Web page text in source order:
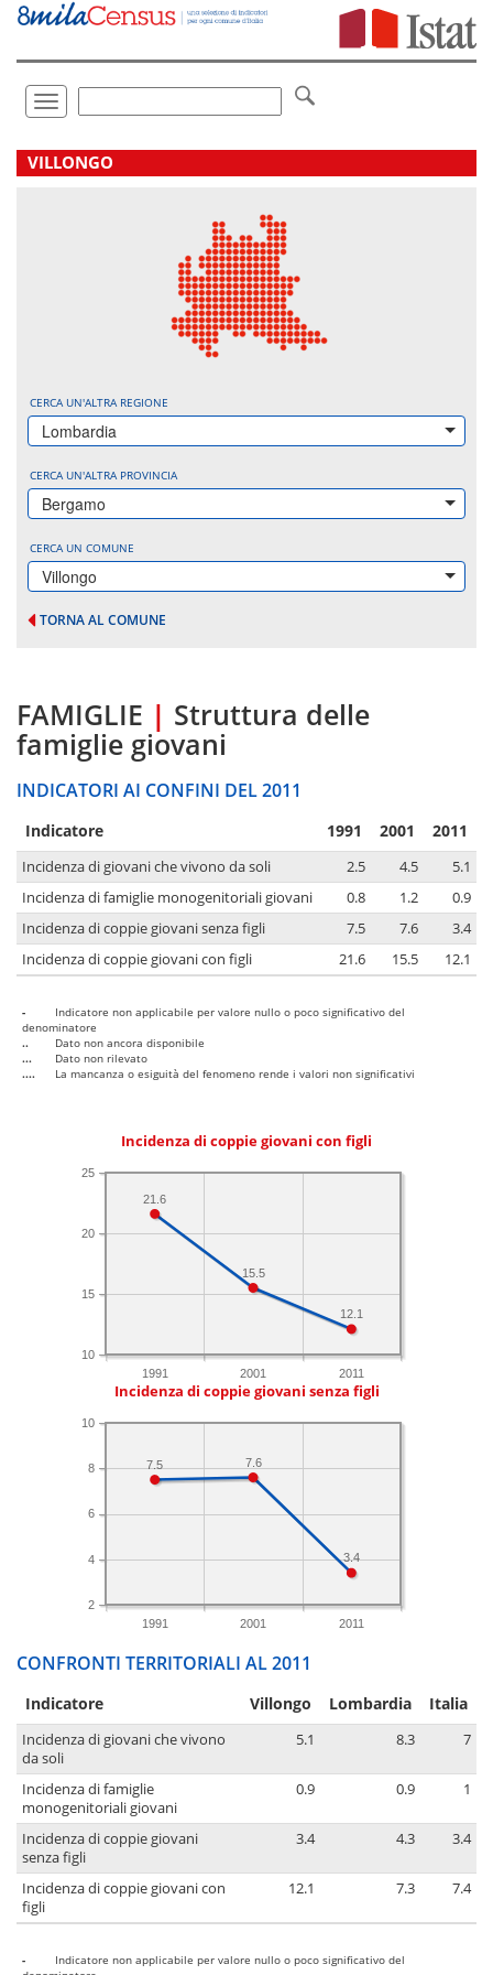
Vai
direttamente
Toggle
navigation
.
VILLONGO
CERCA UN'ALTRA REGIONE
Lombardia
CERCA UN'ALTRA PROVINCIA
Bergamo
CERCA UN COMUNE
Villongo
TORNA AL COMUNE
FAMIGLIE | Struttura delle
famiglie giovani
INDICATORI AI CONFINI DEL 2011
Indicatore 1991 2001 2011
Incidenza di giovani che vivono da soli 2.5 4.5
5.1
Incidenza di famiglie monogenitoriali giovani
0.8 1.2
0.9
Incidenza di coppie giovani senza figli
7.5 7.6
3.4
Incidenza di coppie giovani con figli
21.6 15.5 12.1
-
Indicatore non applicabile per valore nullo o poco significativo del
denominatore
..
Dato non ancora disponibile
...
Dato non rilevato
....
La mancanza o esiguità del fenomeno rende i valori non significativi
Incidenza di coppie giovani con figli
1991 2001 2011
10
15
20
25
12.1
15.5
21.6
Incidenza di coppie giovani senza figli
1991 2001 2011
2
4
6
8
10
3.4
7.6
7.5
CONFRONTI TERRITORIALI AL 2011
Indicatore Villongo Lombardia Italia
Incidenza di giovani che vivono
da soli
5.1 8.3 7
Incidenza di famiglie
monogenitoriali giovani
0.9 0.9 1
Incidenza di coppie giovani
senza figli
3.4 4.3 3.4
Incidenza di coppie giovani con
figli
12.1 7.3 7.4
-
Indicatore non applicabile per valore nullo o poco significativo del